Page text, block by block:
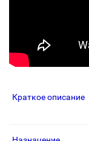
Краткое описание